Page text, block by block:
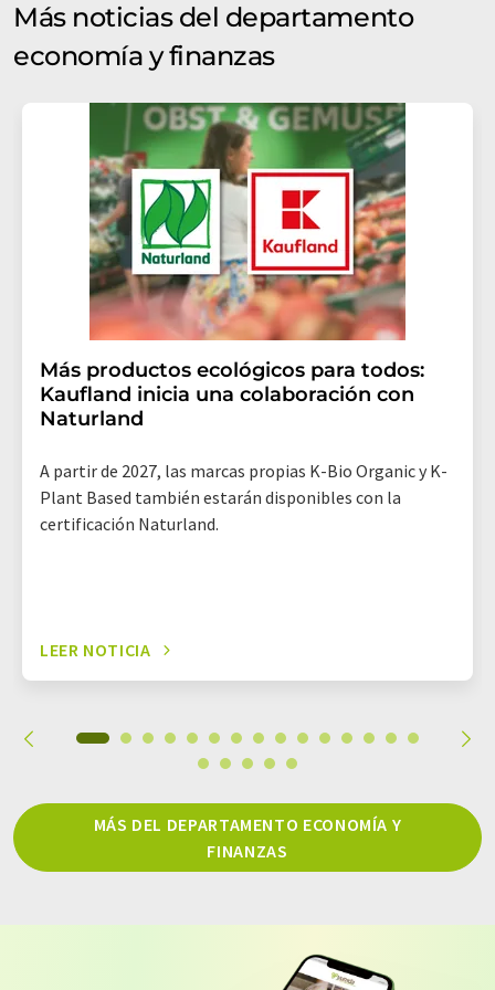
Más noticias del departamento
economía y finanzas
Más productos ecológicos para todos:
Kaufland inicia una colaboración con
Naturland
A partir de 2027, las marcas propias K-Bio Organic y K-
Plant Based también estarán disponibles con la
certificación Naturland.
LEER NOTICIA
MÁS DEL DEPARTAMENTO ECONOMÍA Y
FINANZAS